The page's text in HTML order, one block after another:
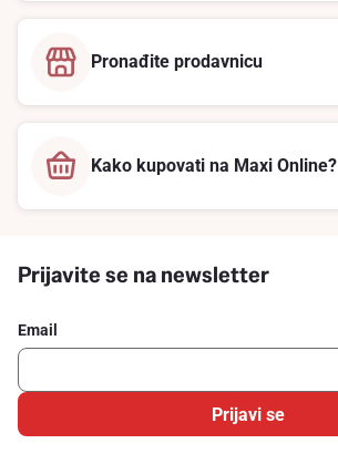
Pronađite prodavnicu
Kako kupovati na Maxi Online?
Prijavite se na newsletter
Email
Prijavi se